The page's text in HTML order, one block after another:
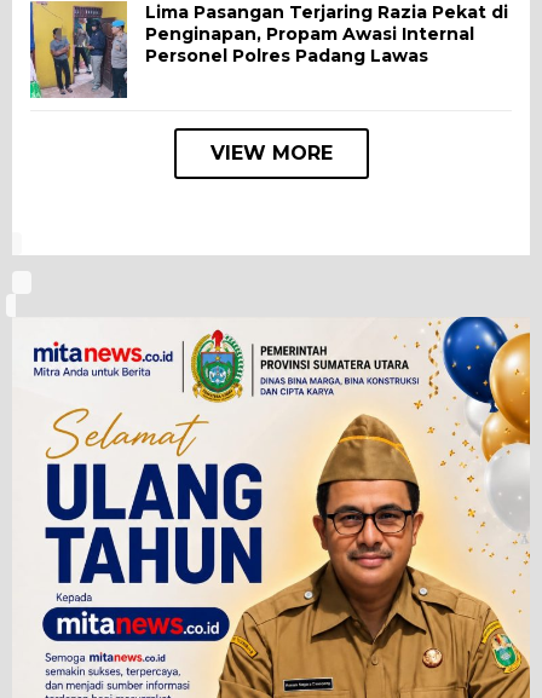
Lima Pasangan Terjaring Razia Pekat di
Penginapan, Propam Awasi Internal
Personel Polres Padang Lawas
VIEW MORE